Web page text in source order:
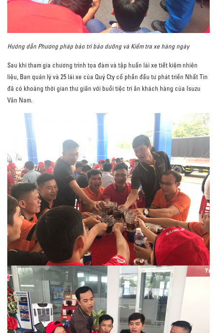
Hướng dẫn Phương pháp bảo trì bảo dưỡng và Kiểm tra xe hàng ngày
Sau khi tham gia chương trình tọa đàm và tập huấn lái xe tiết kiệm nhiên
liệu, Ban quản lý và 25 lái xe của Quý Cty cổ phần đầu tư phát triển Nhất Tín
đã có khoảng thời gian thư giãn với buổi tiệc tri ân khách hàng của Isuzu
Vân Nam.